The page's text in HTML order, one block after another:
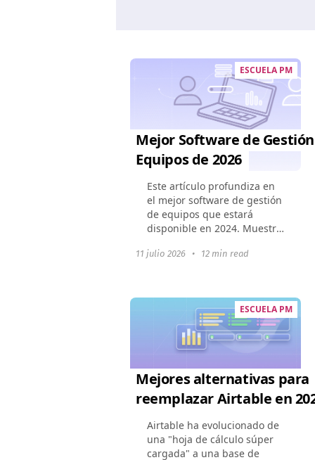
ESCUELA PM
Mejor Software de
Equipos de 2026
Este artículo profundiza en
el mejor software de gestión
de equipos que estará
disponible en 2024. Muestra
pueden cambiar la dinámica
11 julio 2026 • 12 min read
ESCUELA PM
Mejores alternativas para
reemplazar Airtable en
Airtable ha evolucionado de
una "hoja de cálculo súper
cargada" a una base de